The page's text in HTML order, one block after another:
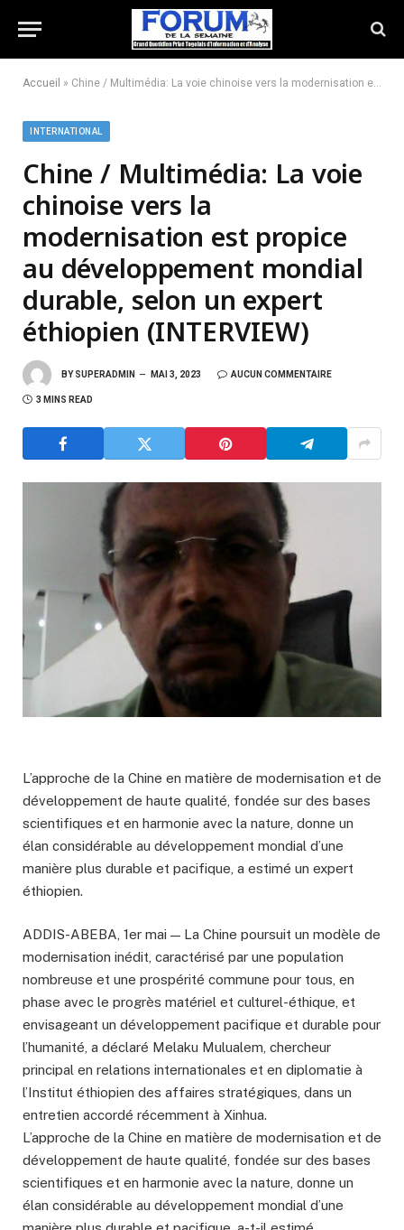
Accueil » Chine / Multimédia: La voie chinoise vers la modernisation est propice au développement mondial durable, selon un expert éthiopien (INTERVIEW)
INTERNATIONAL
Chine / Multimédia: La voie
chinoise vers la
modernisation est propice
au développement mondial
durable, selon un expert
éthiopien (INTERVIEW)
BY SUPERADMIN MAI 3, 2023 AUCUN COMMENTAIRE
3 MINS READ
L’approche de la Chine en matière de modernisation et de
développement de haute qualité, fondée sur des bases
scientifiques et en harmonie avec la nature, donne un
élan considérable au développement mondial d’une
manière plus durable et pacifique, a estimé un expert
éthiopien.
ADDIS-ABEBA, 1er mai — La Chine poursuit un modèle de
modernisation inédit, caractérisé par une population
nombreuse et une prospérité commune pour tous, en
phase avec le progrès matériel et culturel-éthique, et
envisageant un développement pacifique et durable pour
l’humanité, a déclaré Melaku Mulualem, chercheur
principal en relations internationales et en diplomatie à
l’Institut éthiopien des affaires stratégiques, dans un
entretien accordé récemment à Xinhua.
L’approche de la Chine en matière de modernisation et de
développement de haute qualité, fondée sur des bases
scientifiques et en harmonie avec la nature, donne un
élan considérable au développement mondial d’une